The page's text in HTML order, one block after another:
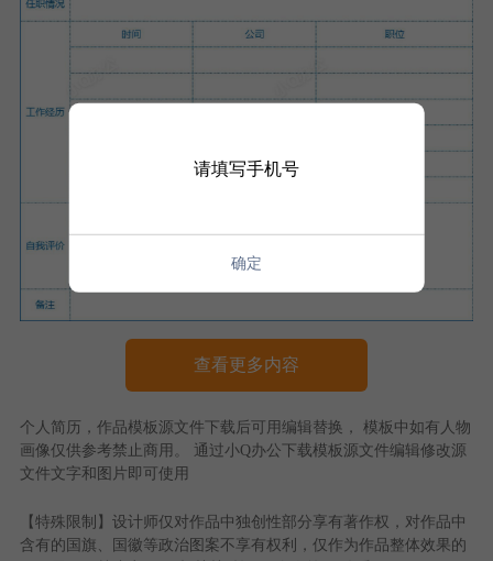
查看更多内容
个人简历 ，作品模板源文件下载后可用编辑替换， 模板中如有人物
画像仅供参考禁止商用。 通过小Q办公下载模板源文件编辑修改源
文件文字和图片即可使用
【特殊限制】设计师仅对作品中独创性部分享有著作权，对作品中
含有的国旗、国徽等政治图案不享有权利，仅作为作品整体效果的
请填写手机号
确定